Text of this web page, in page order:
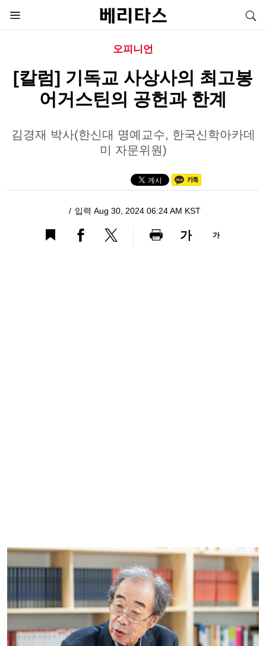
오피니언
[칼럼] 기독교 사상사의 최고봉
어거스틴의 공헌과 한계
김경재 박사(한신대 명예교수, 한국신학아카데
미 자문위원)
입력 Aug 30, 2024 06:24 AM KST
가 가